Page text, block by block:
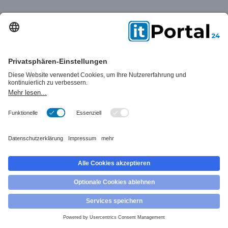
3.200+ erfolgreichen
24+Branchen
Das könnte Sie auch
interessieren: